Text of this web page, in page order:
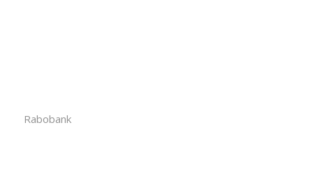
Rabobank